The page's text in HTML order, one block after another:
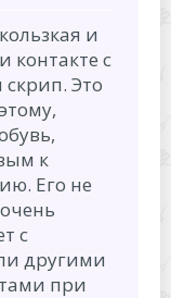
и
контакте с
Это
к
Его не
с
другими
при